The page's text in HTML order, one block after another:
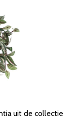
uit de collectie